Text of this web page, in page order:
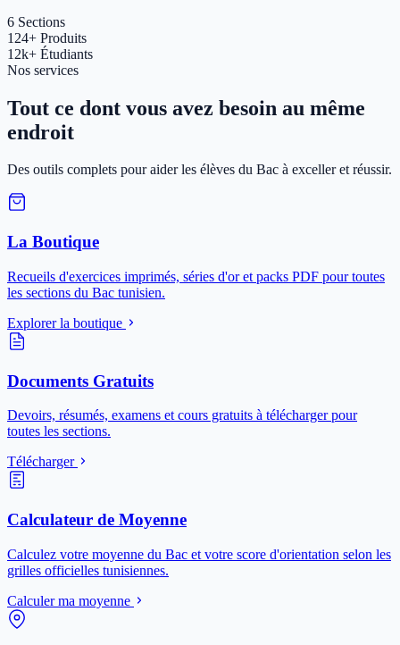
6 Sections
124+ Produits
12k+ Étudiants
Nos services
Tout ce dont vous avez besoin au même
endroit
Des outils complets pour aider les élèves du Bac à exceller et réussir.
La Boutique
Recueils d'exercices imprimés, séries d'or et packs PDF pour toutes
les sections du Bac tunisien.
Explorer la boutique
Documents Gratuits
Devoirs, résumés, examens et cours gratuits à télécharger pour
toutes les sections.
Télécharger
Calculateur de Moyenne
Calculez votre moyenne du Bac et votre score d'orientation selon les
grilles officielles tunisiennes.
Calculer ma moyenne